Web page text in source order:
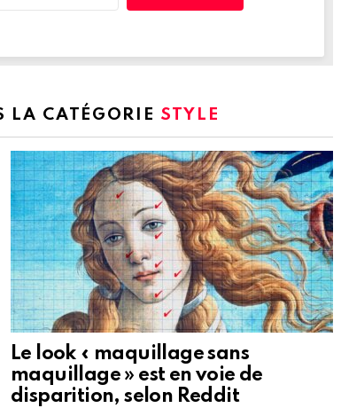
LA CATÉGORIE STYLE
Le look « maquillage sans
maquillage » est en voie de
disparition, selon Reddit